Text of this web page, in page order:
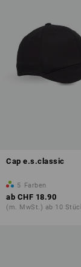
Cap e.s.classic
5 Farben
ab CHF 18.90
(m. MwSt.) ab 10